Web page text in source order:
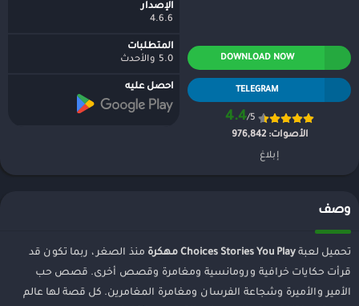
DOWNLOAD NOW
TELEGRAM
4.4/5
الأصوات:976,842
إبلاغ
الإصدار
4.6.6
المتطلبات
5.0 والأحدث
احصل عليه
وصف
تحميل لعبة Choices Stories You Play مهكرة
منذ الصغر ، ربما تكون قد
قرأت حكايات خرافية ورومانسية ومغامرة وقصص أخرى. قصص حب
الأمير والأميرة وشجاعة الفرسان ومغامرة المغامرين. كل قصة لها عالم